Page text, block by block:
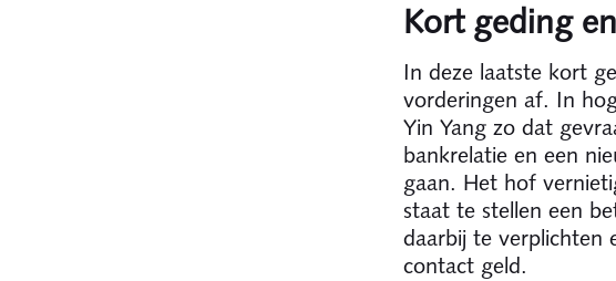
Kort geding
In deze laatste kort
vorderingen af. In
Yin Yang zo dat
bankrelatie en een
gaan. Het hof
staat te stellen een
daarbij te verplichten
contact geld.